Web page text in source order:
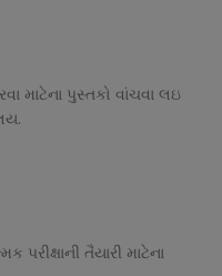
માટેના પુસ્તકો વાંચવા લઇ
પરીક્ષાની તૈયારી માટેના